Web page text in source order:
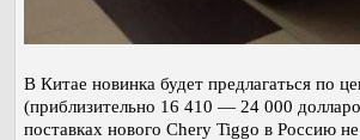
В Китае новинка будет предлагаться по
(приблизительно 16 410 — 24 000
поставках нового Chery Tiggo в Россию